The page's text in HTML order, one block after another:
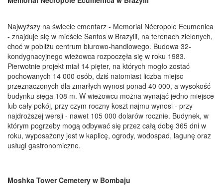
Najwyższy na świecie cmentarz - Memorial Nécropole Ecumenica
- znajduje się w mieście Santos w Brazylii, na terenach zielonych,
choć w pobliżu centrum biurowo-handlowego. Budowa 32-
kondygnacyjnego wieżowca rozpoczęła się w roku 1983.
Pierwotnie projekt miał 14 pięter, na których mogło zostać
pochowanych 14 000 osób, dziś natomiast liczba miejsc
przeznaczonych dla zmarłych wynosi ponad 40 000, a wysokość
budynku sięga 108 m. W wieżowcu można wynająć jedno miejsce
lub cały pokój, przy czym roczny koszt najmu wynosi - przy
najdroższej wersji - nawet 105 000 dolarów rocznie. Budynek, w
którym pogrzeby mogą odbywać się przez całą dobę 365 dni w
roku, wyposażony jest w kaplicę, ogrody, wodospad, lagunę oraz
usługi gastronomiczne.
Moshka Tower Cemetery w Bombaju